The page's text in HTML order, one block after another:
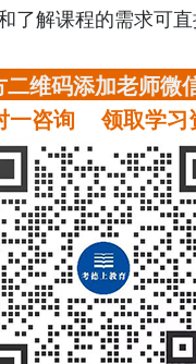
了解课程的需求可
二维码添加老师微
一咨询 领取学习